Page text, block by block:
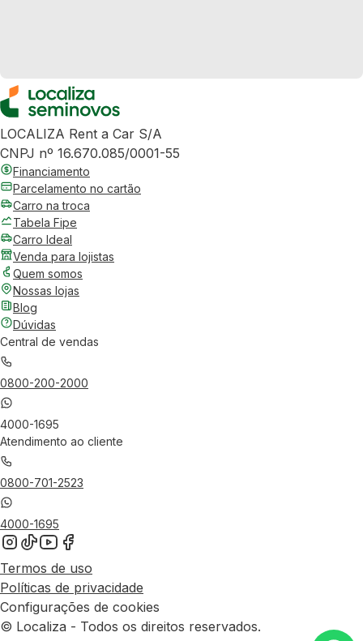
LOCALIZA Rent a Car S/A
CNPJ nº 16.670.085/0001-55
Financiamento
Parcelamento no cartão
Carro na troca
Tabela Fipe
Carro Ideal
Venda para lojistas
Quem somos
Nossas lojas
Blog
Dúvidas
Central de vendas
0800-200-2000
4000-1695
Atendimento ao cliente
0800-701-2523
4000-1695
Termos de uso
Políticas de privacidade
Configurações de cookies
© Localiza - Todos os direitos reservados.